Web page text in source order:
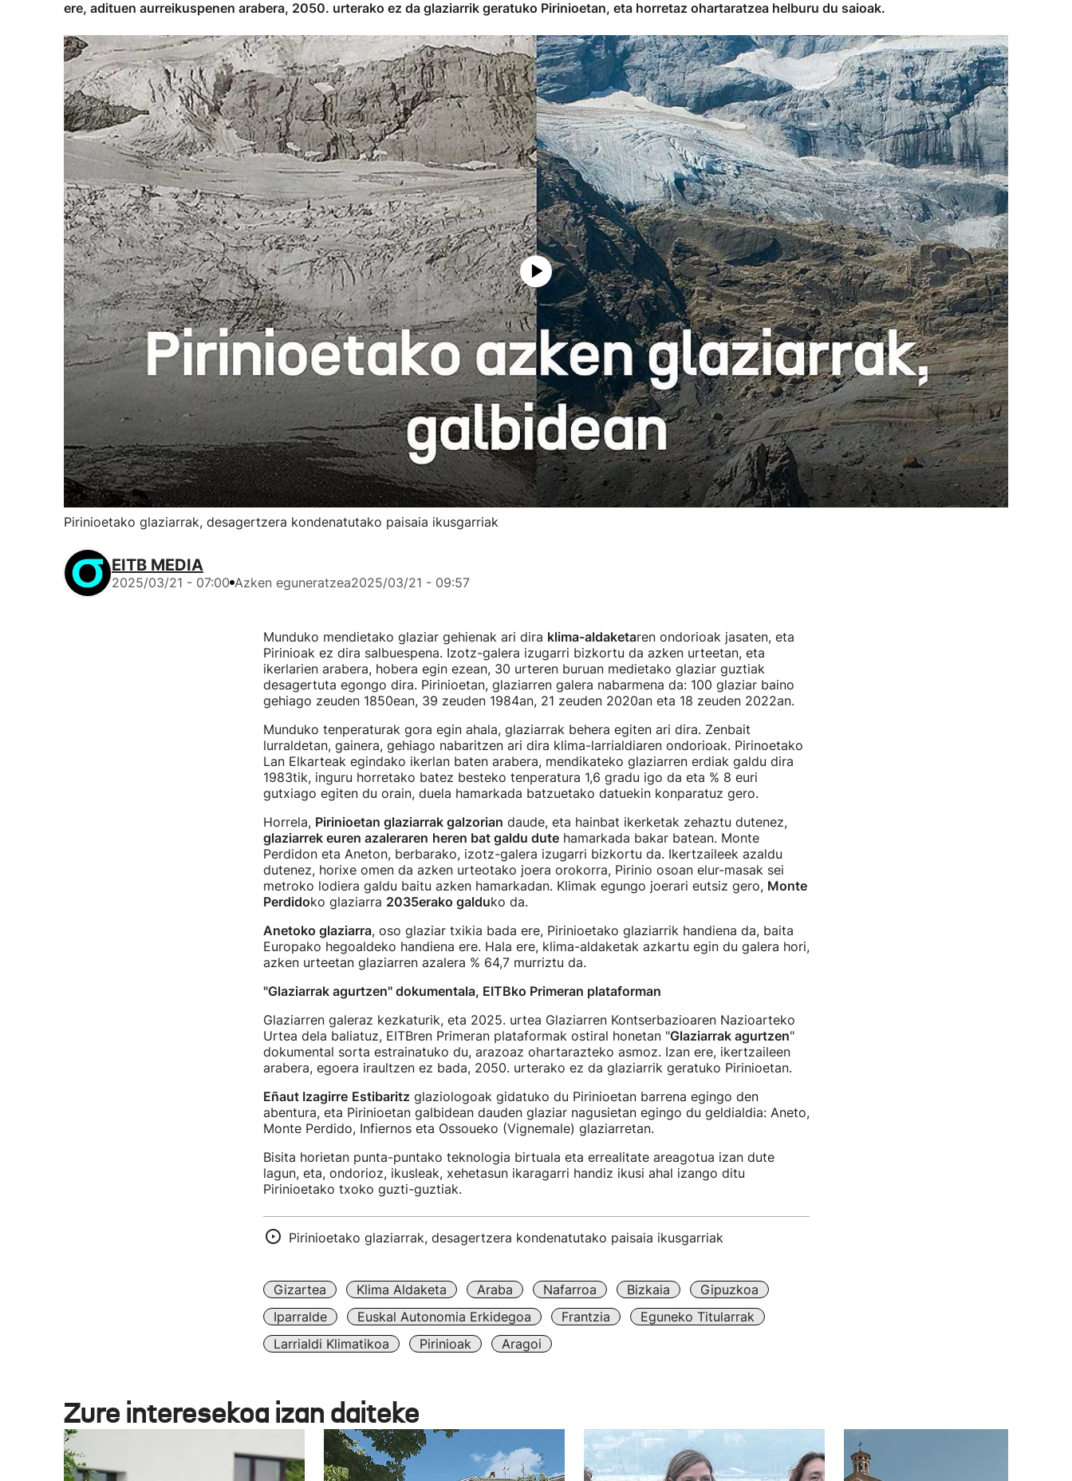
ere, adituen aurreikuspenen arabera, 2050. urterako ez da glaziarrik geratuko Pirinioetan, eta horretaz ohartaratzea helburu du saioak.
Pirinioetako glaziarrak, desagertzera kondenatutako paisaia ikusgarriak
EITB MEDIA
2025/03/21 - 07:00 Azken eguneratzea2025/03/21 - 09:57
Munduko mendietako glaziar gehienak ari dira klima-aldaketaren ondorioak jasaten, eta
Pirinioak ez dira salbuespena. Izotz-galera izugarri bizkortu da azken urteetan, eta
ikerlarien arabera, hobera egin ezean, 30 urteren buruan medietako glaziar guztiak
desagertuta egongo dira. Pirinioetan, glaziarren galera nabarmena da: 100 glaziar baino
gehiago zeuden 1850ean, 39 zeuden 1984an, 21 zeuden 2020an eta 18 zeuden 2022an.
Munduko tenperaturak gora egin ahala, glaziarrak behera egiten ari dira. Zenbait
lurraldetan, gainera, gehiago nabaritzen ari dira klima-larrialdiaren ondorioak. Pirinoetako
Lan Elkarteak egindako ikerlan baten arabera, mendikateko glaziarren erdiak galdu dira
1983tik, inguru horretako batez besteko tenperatura 1,6 gradu igo da eta % 8 euri
gutxiago egiten du orain, duela hamarkada batzuetako datuekin konparatuz gero.
Horrela, Pirinioetan glaziarrak galzorian daude, eta hainbat ikerketak zehaztu dutenez,
glaziarrek euren azaleraren heren bat galdu dutehamarkada bakar batean. Monte
Perdidon eta Aneton, berbarako, izotz-galera izugarri bizkortu da. Ikertzaileek azaldu
dutenez, horixe omen da azken urteotako joera orokorra, Pirinio osoan elur-masak sei
metroko lodiera galdu baitu azken hamarkadan. Klimak egungo joerari eutsiz gero, Monte
Perdidoko glaziarra 2035erako galduko da.
Anetoko glaziarra, oso glaziar txikia bada ere, Pirinioetako glaziarrik handiena da, baita
Europako hegoaldeko handiena ere. Hala ere, klima-aldaketak azkartu egin du galera hori,
azken urteetan glaziarren azalera % 64,7 murriztu da.
"Glaziarrak agurtzen" dokumentala, EITBko Primeran plataforman
Glaziarren galeraz kezkaturik, eta 2025. urtea Glaziarren Kontserbazioaren Nazioarteko
Urtea dela baliatuz, EITBren Primeran plataformak ostiral honetan "Glaziarrak agurtzen"
dokumental sorta estrainatuko du, arazoaz ohartarazteko asmoz. Izan ere, ikertzaileen
arabera, egoera iraultzen ez bada, 2050. urterako ez da glaziarrik geratuko Pirinioetan.
Eñaut Izagirre Estibaritzglaziologoak gidatuko du Pirinioetan barrena egingo den
abentura, eta Pirinioetan galbidean dauden glaziar nagusietan egingo du geldialdia: Aneto,
Monte Perdido, Infiernos eta Ossoueko (Vignemale) glaziarretan.
Bisita horietan punta-puntako teknologia birtuala eta errealitate areagotua izan dute
lagun, eta, ondorioz, ikusleak, xehetasun ikaragarri handiz ikusi ahal izango ditu
Pirinioetako txoko guzti-guztiak.
Pirinioetako glaziarrak, desagertzera kondenatutako paisaia ikusgarriak
Gizartea Klima Aldaketa Araba Nafarroa Bizkaia
Gipuzkoa
Iparralde
Euskal Autonomia Erkidegoa Frantzia
Eguneko Titularrak
Larrialdi Klimatikoa
Pirinioak Aragoi
Zure interesekoa izan daiteke